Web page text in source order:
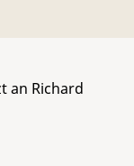
an Richard